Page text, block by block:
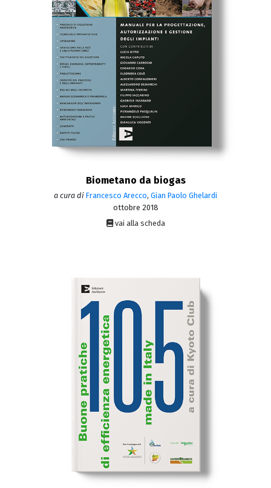
Biometano da biogas
a cura di Francesco Arecco, Gian Paolo Ghelardi
ottobre 2018
vai alla scheda